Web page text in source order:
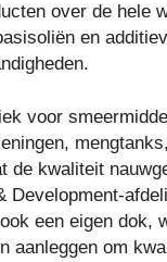
over de hele
en
voor
de kwaliteit
Development-
een eigen dok,
aanleggen om